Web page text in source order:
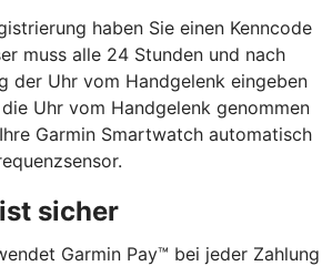
haben Sie einen Kenncode
muss alle 24 Stunden und nach
der Uhr vom Handgelenk eingeben
Uhr vom Handgelenk genommen
Garmin Smartwatch automatisch
sicher
Garmin Pay™ bei jeder Zahlung